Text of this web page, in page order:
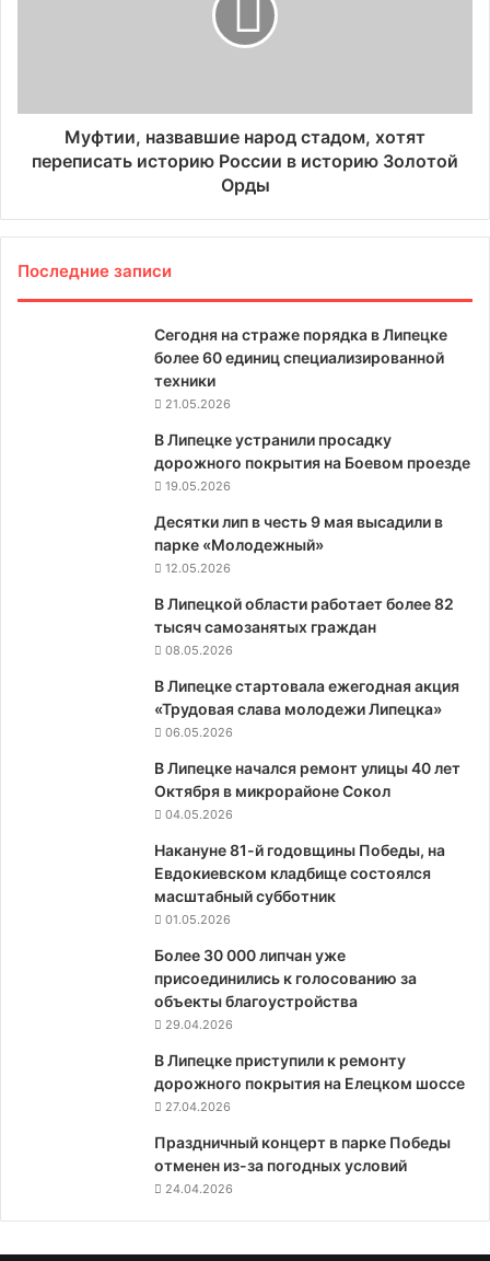
Муфтии, назвавшие народ стадом, хотят
переписать историю России в историю Золотой
Орды
Последние записи
Сегодня на страже порядка в Липецке
более 60 единиц специализированной
техники
21.05.2026
В Липецке устранили просадку
дорожного покрытия на Боевом проезде
19.05.2026
Десятки лип в честь 9 мая высадили в
парке «Молодежный»
12.05.2026
В Липецкой области работает более 82
тысяч самозанятых граждан
08.05.2026
В Липецке стартовала ежегодная акция
«Трудовая слава молодежи Липецка»
06.05.2026
В Липецке начался ремонт улицы 40 лет
Октября в микрорайоне Сокол
04.05.2026
Накануне 81-й годовщины Победы, на
Евдокиевском кладбище состоялся
масштабный субботник
01.05.2026
Более 30 000 липчан уже
присоединились к голосованию за
объекты благоустройства
29.04.2026
В Липецке приступили к ремонту
дорожного покрытия на Елецком шоссе
27.04.2026
Праздничный концерт в парке Победы
отменен из-за погодных условий
24.04.2026